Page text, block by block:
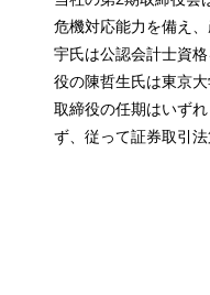
危機対応能力を備え
宇氏は公認会計士資
役の陳哲生氏は東京
取締役の任期はいず
ず、従って証券取引